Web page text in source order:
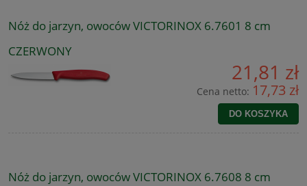
Nóż do jarzyn, owoców VICTORINOX 6.7601 8 cm
CZERWONY
21,81 zł
Cena netto: 17,73 zł
DO KOSZYKA
Nóż do jarzyn, owoców VICTORINOX 6.7608 8 cm